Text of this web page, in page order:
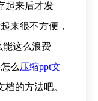
起来后才发
来很不方便，
能这么浪费
么压缩ppt文
档的方法吧。